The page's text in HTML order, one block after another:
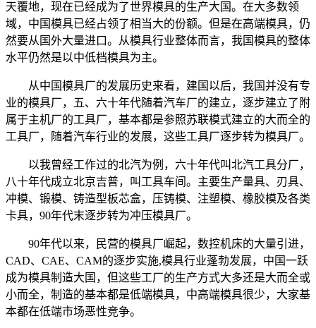
天覆地，现在已经成为了世界模具的生产大国。在大多数领
域，中国模具已经占领了相当大的份额。但是在高端模具，仍
然要从国外大量进口。从模具行业整体而言，我国模具的整体
水平仍然是以中低档模具为主。
从中国模具厂的发展历史来看，建国以后，我国并没有专
业的模具厂，五、六十年代随着汽车厂的建立，逐步建立了附
属于主机厂的工具厂，基本都是参照苏联模式建立的大而全的
工具厂，随着汽车行业的发展，这些工具厂逐步转为模具厂。
以我曾经工作过的北汽为例，六十年代叫北汽工具分厂，
八十年代成立北京吉普，叫工具车间。主要生产量具、刃具、
冲模、锻模、铸造型板芯盒，压铸模、注塑模、橡胶模及各类
卡具，90年代末逐步转为冲压模具厂。
90年代以来，民营的模具厂崛起，数控机床的大量引进，
CAD、CAE、CAM的逐步实施,模具行业蓬勃发展，中国一跃
成为模具制造大国，但这些工厂的生产方式大多还是大而全或
小而全，制造的基本都是低端模具，中高端模具很少，大家基
本都在低端市场恶性竞争。